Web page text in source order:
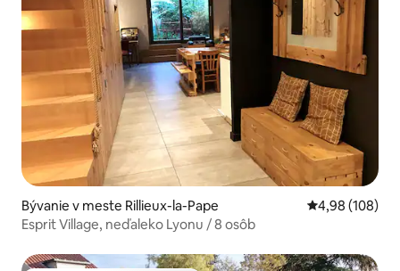
Bývanie v meste Rillieux-la-Pape Priemerné
4,98 (108)
Esprit Village, neďaleko Lyonu / 8 osôb